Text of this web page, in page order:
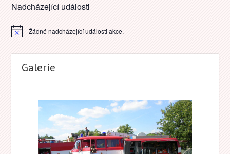
Nadcházející události
NoticeŽádné nadcházející události akce.
Galerie